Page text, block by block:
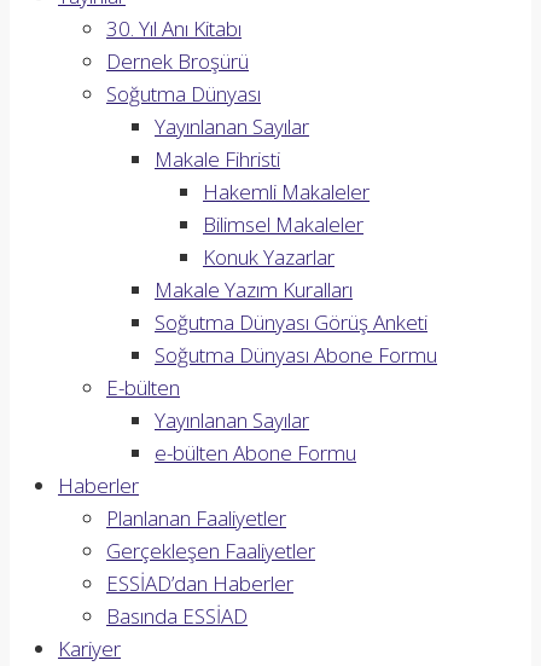
30. Yıl Anı Kitabı
Dernek Broşürü
Soğutma Dünyası
Yayınlanan Sayılar
Makale Fihristi
Hakemli Makaleler
Bilimsel Makaleler
Konuk Yazarlar
Makale Yazım Kuralları
Soğutma Dünyası Görüş Anketi
Soğutma Dünyası Abone Formu
E-bülten
Yayınlanan Sayılar
e-bülten Abone Formu
Haberler
Planlanan Faaliyetler
Gerçekleşen Faaliyetler
ESSİAD’dan Haberler
Basında ESSİAD
Kariyer